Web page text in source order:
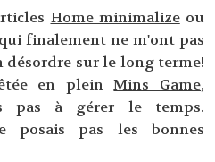
Home minimalizeou
qui finalement ne m'ont pas
désordre sur le long terme!
en pleinMins Game,
pas à gérer le temps.
posais pas les bonnes